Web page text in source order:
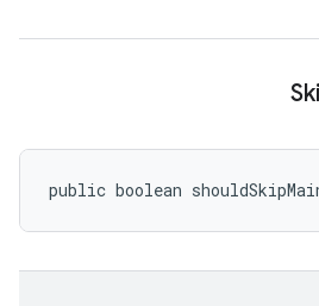
public boolean